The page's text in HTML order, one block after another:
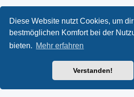
Diese Website nutzt Cookies, um
bestmöglichen Komfort bei der
bieten. Mehr erfahren
Verstanden!